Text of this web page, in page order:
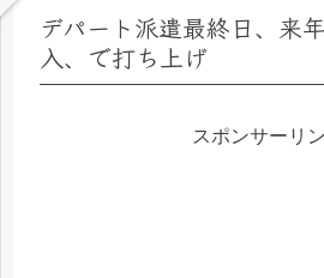
デパート派遣最終日、来
入、で打ち上げ
スポンサーリ